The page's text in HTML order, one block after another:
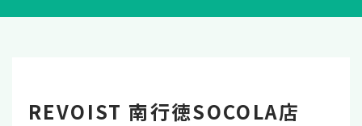
REVOIST 南行徳SOCOLA店